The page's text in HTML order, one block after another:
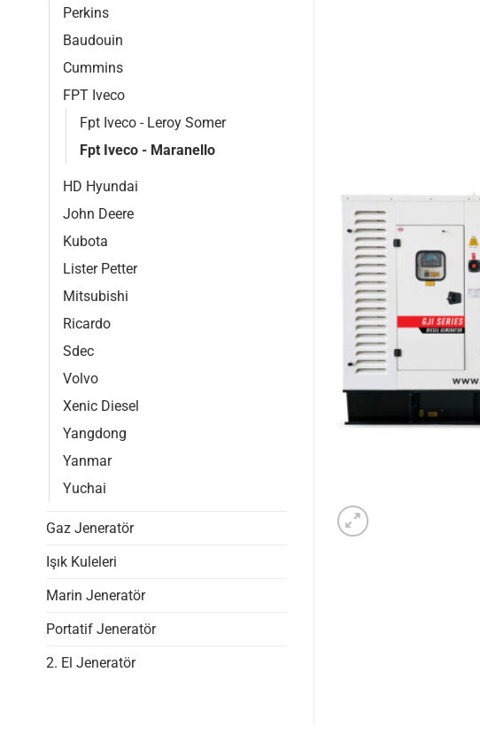
Perkins
Baudouin
Cummins
FPT Iveco
Fpt Iveco - Leroy Somer
Fpt Iveco - Maranello
HD Hyundai
John Deere
Kubota
Lister Petter
Mitsubishi
Ricardo
Sdec
Volvo
Xenic Diesel
Yangdong
Yanmar
Yuchai
Gaz Jeneratör
Işık Kuleleri
Marin Jeneratör
Portatif Jeneratör
2. El Jeneratör